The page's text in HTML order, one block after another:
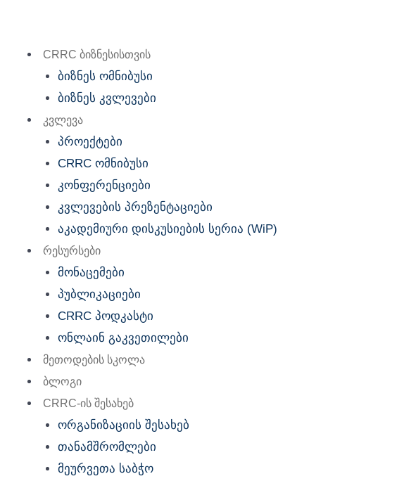
content
CRRC ბიზნესისთვის
ბიზნეს ომნიბუსი
ბიზნეს კვლევები
კვლევა
პროექტები
CRRC ომნიბუსი
კონფერენციები
კვლევების პრეზენტაციები
აკადემიური დისკუსიების სერია (WiP)
რესურსები
მონაცემები
პუბლიკაციები
CRRC პოდკასტი
ონლაინ გაკვეთილები
მეთოდების სკოლა
ბლოგი
CRRC-ის შესახებ
ორგანიზაციის შესახებ
თანამშრომლები
მეურვეთა საბჭო